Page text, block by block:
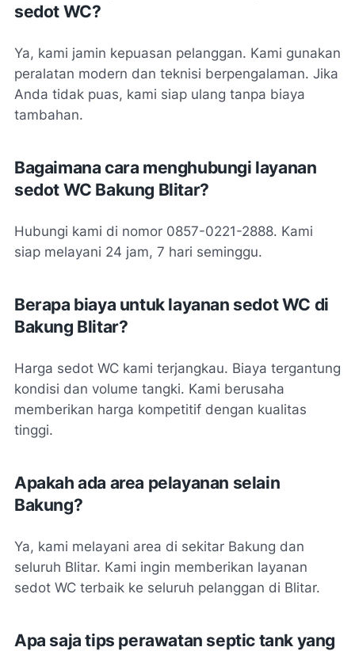
sedot WC?
Ya, kami jamin kepuasan pelanggan. Kami gunakan
peralatan modern dan teknisi berpengalaman. Jika
Anda tidak puas, kami siap ulang tanpa biaya
tambahan.
Bagaimana cara menghubungi layanan
sedot WC Bakung Blitar?
Hubungi kami di nomor 0857-0221-2888. Kami
siap melayani 24 jam, 7 hari seminggu.
Berapa biaya untuk layanan sedot WC di
Bakung Blitar?
Harga sedot WC kami terjangkau. Biaya tergantung
kondisi dan volume tangki. Kami berusaha
memberikan harga kompetitif dengan kualitas
tinggi.
Apakah ada area pelayanan selain
Bakung?
Ya, kami melayani area di sekitar Bakung dan
seluruh Blitar. Kami ingin memberikan layanan
sedot WC terbaik ke seluruh pelanggan di Blitar.
Apa saja tips perawatan septic tank yang